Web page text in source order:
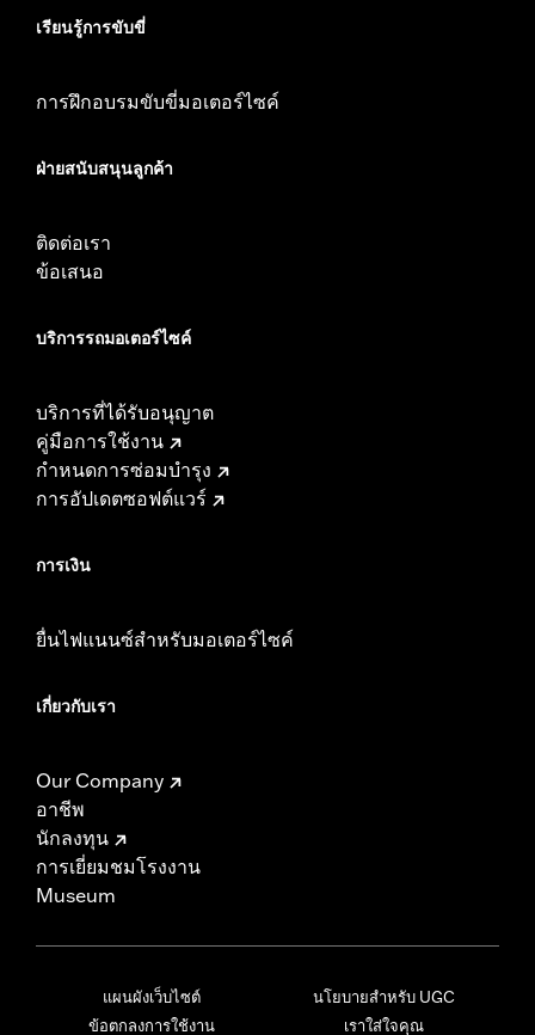
เรียนรู้การขับขี่
การฝึกอบรมขับขี่มอเตอร์ไซค์
ฝ่ายสนับสนุนลูกค้า
ติดต่อเรา
ข้อเสนอ
บริการรถมอเตอร์ไซค์​
บริการที่ได้รับอนุญาต
คู่มือการใช้งาน
กำหนดการซ่อมบำรุง
การอัปเดตซอฟต์แวร์
การเงิน
ยื่นไฟแนนซ์สำหรับมอเตอร์ไซค์
เกี่ยวกับเรา
Our Company
อาชีพ
นักลงทุน
การเยี่ยมชมโรงงาน
Museum
แผนผังเว็บไซต์
ข้อตกลงการใช้งาน
นโยบายสำหรับ UGC
เราใส่ใจคุณ